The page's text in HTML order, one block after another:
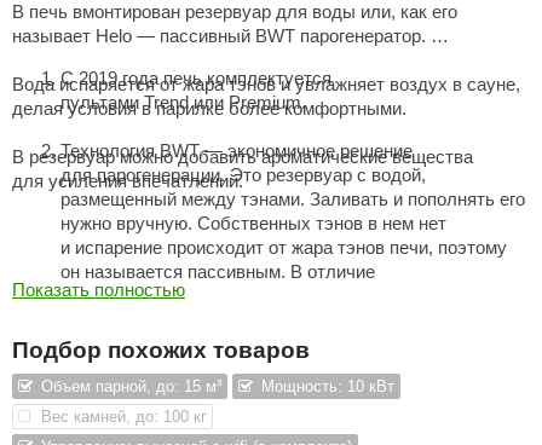
SAUNA
В печь вмонтирован резервуар для воды или, как его
называет Helo — пассивный BWT парогенератор.
Вода испаряется от жара тэнов и увлажняет воздух в сауне,
делая условия в парилке более комфортными.
В резервуар можно добавить ароматические вещества
для усиления впечатлений.
С 2019 года печь комплектуется
пультами Trend или Premium.
Технология BWT — экономичное решение
для парогенерации. Это резервуар с водой,
размещенный между тэнами. Заливать и пополнять его
нужно вручную. Собственных тэнов в нем нет
и испарение происходит от жара тэнов печи, поэтому
он называется пассивным. В отличие
от парогенератора печи Sense Combi Elite, его нельзя
дешевле. Расход воды от 0,8 до 1,2 литра в час,
в зависимости от модели и мощности каменки.
Благодаря BWT, любители нежаркой, мягкой сауны
Показать полностью
Подбор похожих товаров
Объем парной, до: 15 м³
Мощность: 10 кВт
Вес камней, до: 100 кг